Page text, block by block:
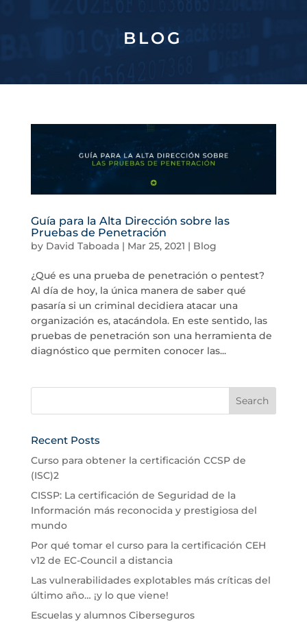
BLOG
Guía para la Alta Dirección sobre las
Pruebas de Penetración
by David Taboada| Mar 25, 2021 | Blog
¿Qué es una prueba de penetración o pentest?
Al día de hoy, la única manera de saber qué
pasaría si un criminal decidiera atacar una
organización es, atacándola. En este sentido, las
pruebas de penetración son una herramienta de
diagnóstico que permiten conocer las...
Recent Posts
Curso para obtener la certificación CCSP de
(ISC)2
CISSP: La certificación de Seguridad de la
Información más reconocida y prestigiosa del
mundo
Por qué tomar el curso para la certificación CEH
v12 de EC-Council a distancia
Las vulnerabilidades explotables más críticas del
último año… ¡y lo que viene!
Escuelas y alumnos Ciberseguros